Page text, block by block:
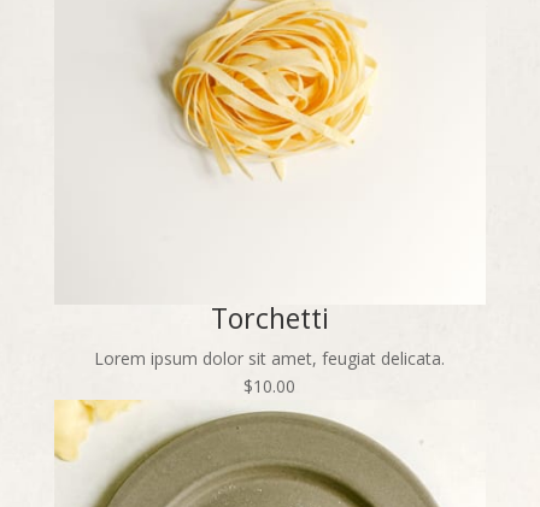
Torchetti
Lorem ipsum dolor sit amet, feugiat delicata.
$10.00